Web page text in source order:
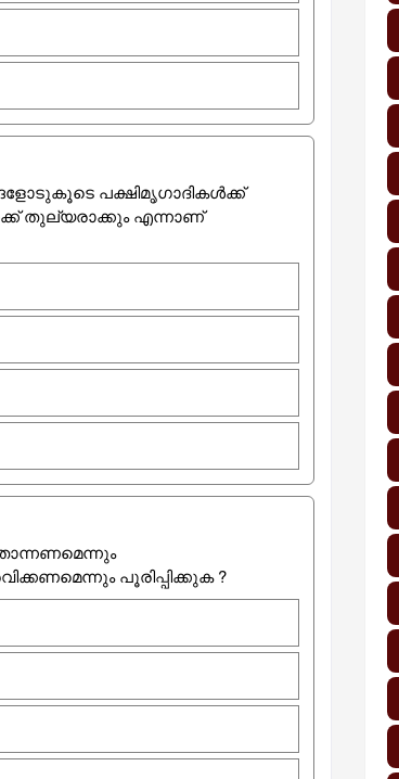
പക്ഷിമൃഗാദികൾക്ക്
തുല്യരാക്കും എന്നാണ്
പൂരിപ്പിക്കുക ?